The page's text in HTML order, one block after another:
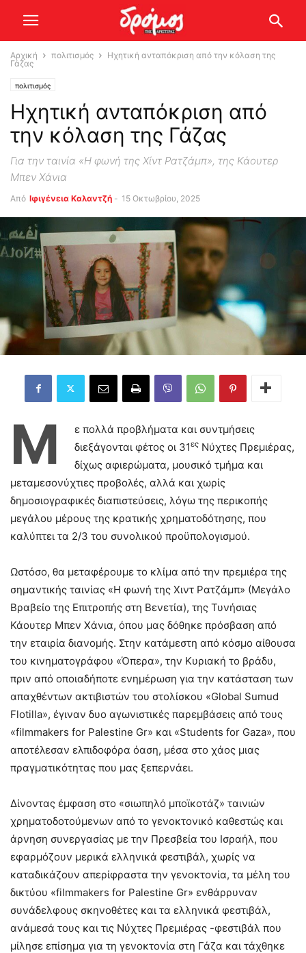
Αρχική πολιτισμός
Ηχητική ανταπόκριση από την κόλαση της
Γάζας
πολιτισμός
Ηχητική ανταπόκριση από
την κόλαση της Γάζας
Για την ταινία «Η φωνή της Χίντ Ρατζάμπ», της Κάουτερ
Μπεν Χάνια
Από Ιφιγένεια Καλαντζή - 15 Οκτωβρίου, 2025
Μ
ε πολλά προβλήματα και συντμήσεις
διεξάγονται φέτος οι 31ες Νύχτες Πρεμιέρας,
δίχως αφιερώματα, μουσικό τμήμα και
μεταμεσονύχτιες προβολές, αλλά και χωρίς
δημοσιογραφικές διαπιστεύσεις, λόγω της περικοπής
μεγάλου μέρους της κρατικής χρηματοδότησης, που
καλύπτει τα 2/3 του συνολικού προϋπολογισμού.
Ωστόσο, θα μεταφέρουμε το κλίμα από την πρεμιέρα της
σημαντικής ταινίας «Η φωνή της Χιντ Ρατζάμπ» (Μεγάλο
Βραβείο της Επιτροπής στη Βενετία), της Τυνήσιας
Κάουτερ Μπεν Χάνια, όπου μας δόθηκε πρόσβαση από
την εταιρία διανομής. Στην κατάμεστη από κόσμο αίθουσα
του κινηματογράφου «Όπερα», την Κυριακή το βράδυ,
πριν από οποιαδήποτε ενημέρωση για την κατάσταση των
απαχθέντων ακτιβιστών του στολίσκου «Global Sumud
Flotilla», έγιναν δυο αγωνιστικές παρεμβάσεις από τους
«filmmakers for Palestine Gr» και «Students for Gaza», που
αποτέλεσαν ελπιδοφόρα όαση, μέσα στο χάος μιας
πραγματικότητας που μας ξεπερνάει.
Δίνοντας έμφαση στο «σιωπηλό μποϊκοτάζ» ταινιών
χρηματοδοτούμενων από το γενοκτονικό καθεστώς και
άρνηση συνεργασίας με την Πρεσβεία του Ισραήλ, που
εφαρμόζουν μερικά ελληνικά φεστιβάλ, χωρίς να
καταδικάζουν απερίφραστα την γενοκτονία, τα μέλη του
δικτύου «filmmakers for Palestine Gr» ενθάρρυναν
συνάδελφους σκηνοθέτες και τα ελληνικά φεστιβάλ,
ανάμεσά τους και τις Νύχτες Πρεμιέρας -φεστιβάλ που
μίλησε επίσημα για τη γενοκτονία στη Γάζα και τάχθηκε